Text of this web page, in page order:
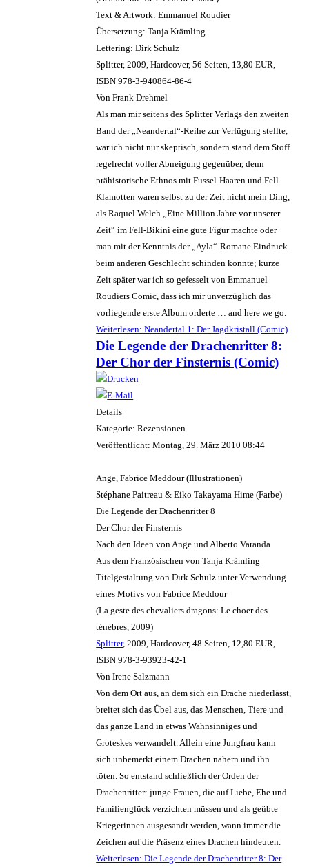
Text & Artwork: Emmanuel Roudier
Übersetzung: Tanja Krämling
Lettering: Dirk Schulz
Splitter, 2009, Hardcover, 56 Seiten, 13,80 EUR,
ISBN 978-3-940864-86-4
Von Frank Drehmel
Als man mir seitens des Splitter Verlags den zweiten
Band der „Neandertal“-Reihe zur Verfügung stellte,
war ich nicht nur skeptisch, sondern stand dem Stoff
regelrecht voller Abneigung gegenüber, denn
prähistorische Ethnos mit Fussel-Haaren und Fell-
Klamotten waren selbst zu der Zeit nicht mein Ding,
als Raquel Welch „Eine Million Jahre vor unserer
Zeit“ im Fell-Bikini eine gute Figur machte oder
man mit der Kenntnis der „Ayla“-Romane Eindruck
beim anderen Geschlecht schinden konnte; kurze
Zeit später war ich so gefesselt von Emmanuel
Roudiers Comic, dass ich mir unverzüglich das
vorliegende erste Album orderte … and here we go.
Weiterlesen: Neandertal 1: Der Jagdkristall (Comic)
Die Legende der Drachenritter 8:
Der Chor der Finsternis (Comic)
Details
Kategorie: Rezensionen
Veröffentlicht: Montag, 29. März 2010 08:44
Ange, Fabrice Meddour (Illustrationen)
Stéphane Paitreau & Eiko Takayama Hime (Farbe)
Die Legende der Drachenritter 8
Der Chor der Finsternis
Nach den Ideen von Ange und Alberto Varanda
Aus dem Französischen von Tanja Krämling
Titelgestaltung von Dirk Schulz unter Verwendung
eines Motivs von Fabrice Meddour
(La geste des chevaliers dragons: Le choer des
ténèbres, 2009)
Splitter, 2009, Hardcover, 48 Seiten, 12,80 EUR,
ISBN 978-3-93923-42-1
Von Irene Salzmann
Von dem Ort aus, an dem sich ein Drache niederlässt,
breitet sich das Übel aus, das Menschen, Tiere und
das ganze Land in etwas Wahnsinniges und
Groteskes verwandelt. Allein eine Jungfrau kann
sich unbemerkt einem Drachen nähern und ihn
töten. So entstand schließlich der Orden der
Drachenritter: junge Frauen, die auf Liebe, Ehe und
Familienglück verzichten müssen und als geübte
Kriegerinnen ausgesandt werden, wann immer die
Zeichen auf die Präsenz eines Drachen hindeuten.
Weiterlesen: Die Legende der Drachenritter 8: Der